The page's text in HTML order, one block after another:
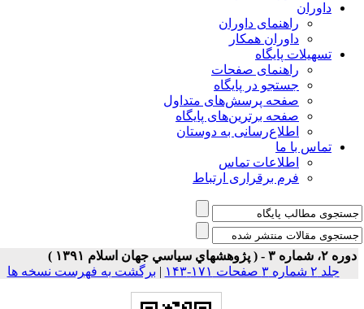
داوران
راهنمای داوران
داوران همکار
تسهیلات پایگاه
راهنمای صفحات
جستجو در پایگاه
صفحه پرسش‌های متداول
صفحه برترین‌های پایگاه
اطلاع‌رسانی به دوستان
تماس با ما
اطلاعات تماس
فرم برقراری ارتباط
۳ - ( پژوهشهاي سياسي جهان اسلام ۱۳۹۱ )
جلد ۲ شماره ۳ صفحات ۱۷۱-۱۴۳
| برگشت به فهرست نسخه ها